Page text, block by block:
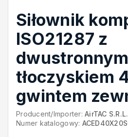
Siłownik
ISO21287 z
dwustronnym
tłoczyskiem
gwintem
Producent/Importer: AirTAC S.R.L.
Numer katalogowy: